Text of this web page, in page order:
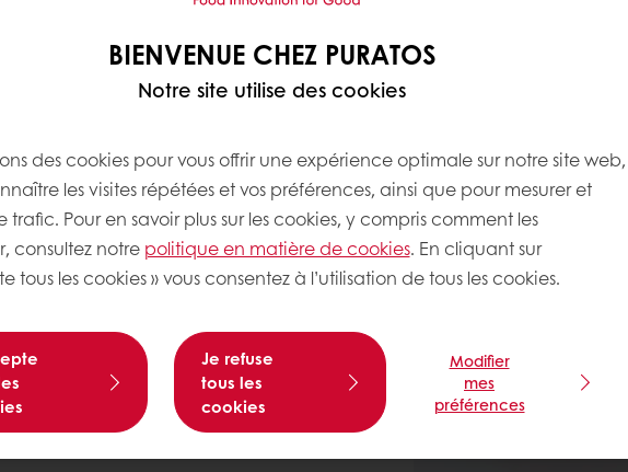
BIENVENUE CHEZ PURATOS
Notre site utilise des cookies
des cookies pour vous offrir une expérience optimale sur notre site web,
les visites répétées et vos préférences, ainsi que pour mesurer et
trafic. Pour en savoir plus sur les cookies, y compris comment les
consultez notre politique en matière de cookies. En cliquant sur
tous les cookies » vous consentez à l’utilisation de tous les cookies.
Je refuse
tous les
cookies
Modifier
mes
préférences